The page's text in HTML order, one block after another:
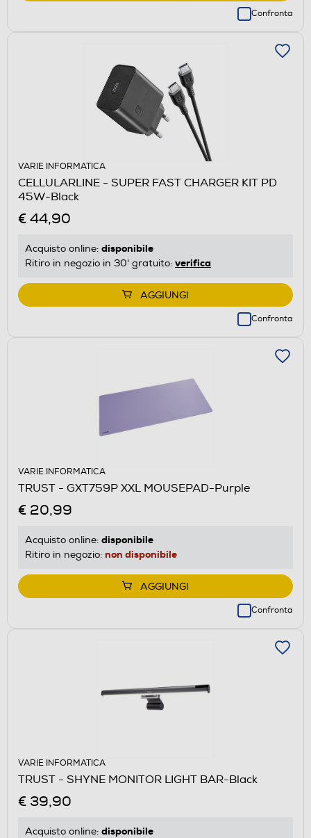
Confronta
VARIE INFORMATICA
CELLULARLINE - SUPER FAST CHARGER KIT PD
45W-Black
€ 44,90
Acquisto online: disponibile
Ritiro in negozio in 30' gratuito: verifica
AGGIUNGI
Confronta
VARIE INFORMATICA
TRUST - GXT759P XXL MOUSEPAD-Purple
€ 20,99
Acquisto online: disponibile
Ritiro in negozio: non disponibile
AGGIUNGI
Confronta
VARIE INFORMATICA
TRUST - SHYNE MONITOR LIGHT BAR-Black
€ 39,90
Acquisto online: disponibile